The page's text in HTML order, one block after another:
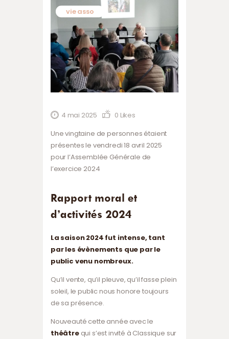
vie asso
4 mai 2025 0 Likes
Une vingtaine de personnes étaient
présentes le vendredi 18 avril 2025
pour l’Assemblée Générale de
l’exercice 2024
Rapport moral et
d’activités 2024
La saison 2024 fut intense, tant
par les évènements que par le
public venu nombreux.
Qu’il vente, qu’il pleuve, qu’il fasse plein
soleil, le public nous honore toujours
de sa présence.
Nouveauté cette année avec le
théâtrequi s’est invité à Classique sur